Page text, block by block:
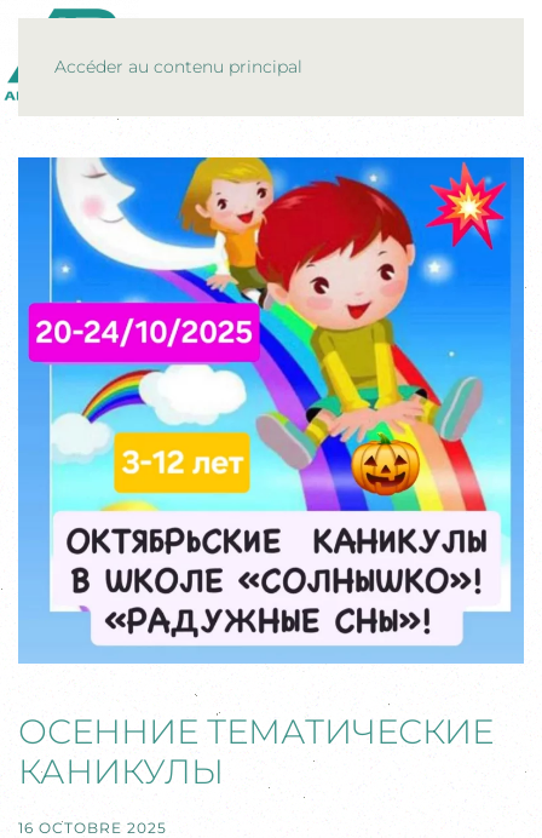
Accéder au contenu principal
ОСЕННИЕ ТЕМАТИЧЕСКИЕ
КАНИКУЛЫ
16 OCTOBRE 2025